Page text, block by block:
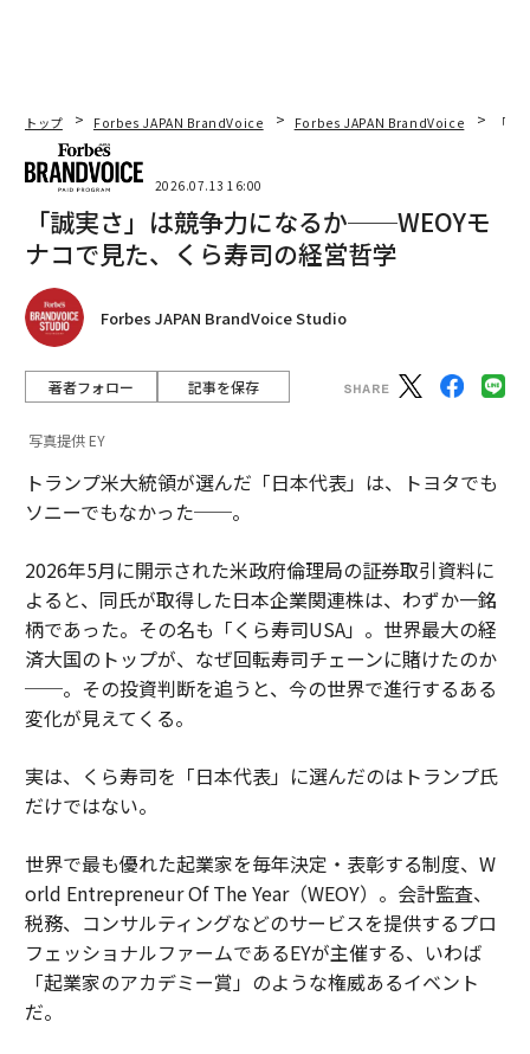
トップ Forbes JAPAN BrandVoice Forbes JAPAN BrandVoice 「
2026.07.13 16:00
「誠実さ」は競争力になるか──WEOYモ
ナコで見た、くら寿司の経営哲学
Forbes JAPAN BrandVoice Studio
著者フォロー 記事を保存
写真提供 EY
トランプ米大統領が選んだ「日本代表」は、トヨタでも
ソニーでもなかった──。
2026年5月に開示された米政府倫理局の証券取引資料に
よると、同氏が取得した日本企業関連株は、わずか一銘
柄であった。その名も「くら寿司USA」。世界最大の経
済大国のトップが、なぜ回転寿司チェーンに賭けたのか
──。その投資判断を追うと、今の世界で進行するある
変化が見えてくる。
実は、くら寿司を「日本代表」に選んだのはトランプ氏
だけではない。
世界で最も優れた起業家を毎年決定・表彰する制度、W
orld Entrepreneur Of The Year（WEOY）。会計監査、
税務、コンサルティングなどのサービスを提供するプロ
フェッショナルファームであるEYが主催する、いわば
「起業家のアカデミー賞」のような権威あるイベント
だ。